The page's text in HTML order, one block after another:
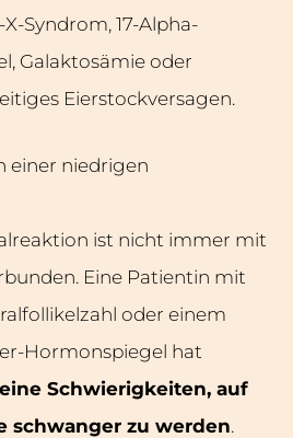
Syndrom, 17-Alpha-
Galaktosämie oder
Eierstockversagen.
einer niedrigen
ist nicht immer mit
Eine Patientin mit
oder einem
Hormonspiegel hat
Schwierigkeiten, auf
schwanger zu werden.